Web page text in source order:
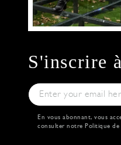
S'inscrire
En vous abonnant, vous
consulter notre Politique